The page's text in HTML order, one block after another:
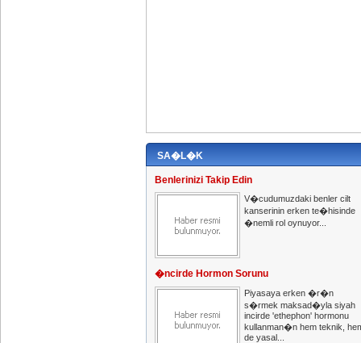
SA�L�K
Benlerinizi Takip Edin
V�cudumuzdaki benler cilt
kanserinin erken te�hisinde
�nemli rol oynuyor...
�ncirde Hormon Sorunu
Piyasaya erken �r�n
s�rmek maksad�yla siyah
incirde 'ethephon' hormonu
kullanman�n hem teknik,
de yasal...